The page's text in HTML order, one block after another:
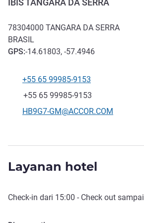
IBIS TANGARA DA SERRA
78304000 TANGARA DA SERRA
BRASIL
GPS:-14.61803, -57.4946
Telepon
+55 65 99985-9153
Fax
+55 65 99985-9153
Email kontak
HB9G7-GM@ACCOR.COM
Layanan hotel
Check-in dari 15:00 - Check out sampai